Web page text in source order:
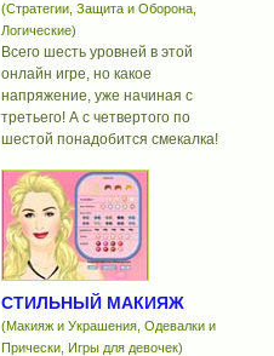
(Стратегии, Защита и Оборона,
Логические)
Всего шесть уровней в этой
онлайн игре, но какое
напряжение, уже начиная с
третьего! А с четвертого по
шестой понадобится смекалка!
СТИЛЬНЫЙ МАКИЯЖ
(Макияж и Украшения, Одевалки и
Прически, Игры для девочек)